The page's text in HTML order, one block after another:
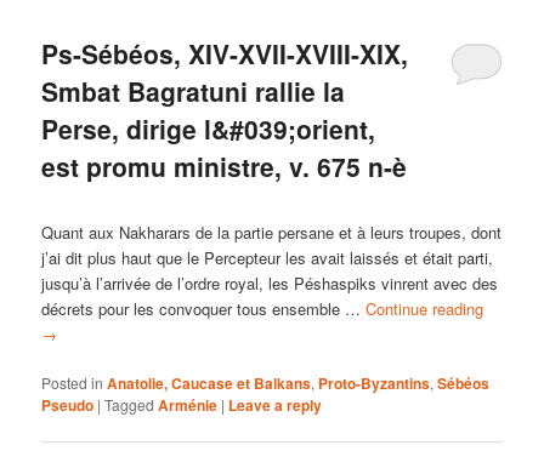
Ps-Sébéos, XIV-XVII-XVIII-XIX,
Smbat Bagratuni rallie la
Perse, dirige l&#039;orient,
est promu ministre, v. 675 n-è
Quant aux Nakharars de la partie persane et à leurs troupes, dont
j’ai dit plus haut que le Percepteur les avait laissés et était parti,
jusqu’à l’arrivée de l’ordre royal, les Péshaspiks vinrent avec des
décrets pour les convoquer tous ensemble …Continue reading
→
Posted in Anatolie, Caucase et Balkans, Proto-Byzantins,Sébéos
Pseudo |Tagged Arménie | Leave a reply